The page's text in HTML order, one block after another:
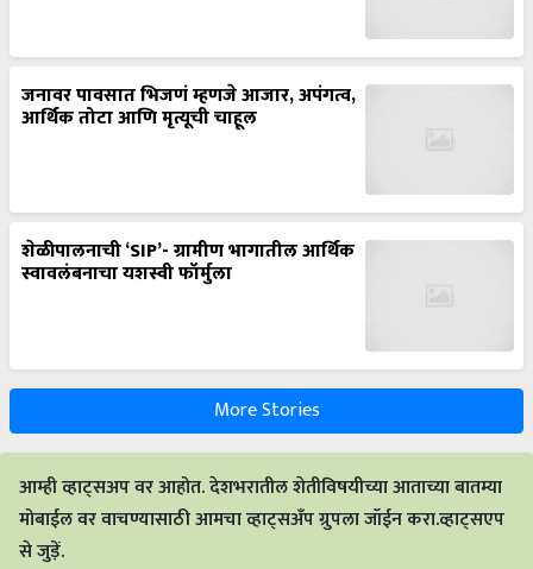
जनावर पावसात भिजणं म्हणजे आजार, अपंगत्व,
आर्थिक तोटा आणि मृत्यूची चाहूल
शेळीपालनाची ‘SIP’- ग्रामीण भागातील आर्थिक
स्वावलंबनाचा यशस्वी फॉर्मुला
More Stories
आम्ही व्हाट्सअप वर आहोत. देशभरातील शेतीविषयीच्या आताच्या बातम्या
मोबाईल वर वाचण्यासाठी आमचा व्हाट्सअँप ग्रुपला जॉईन करा.व्हाट्सएप
से जुड़ें.